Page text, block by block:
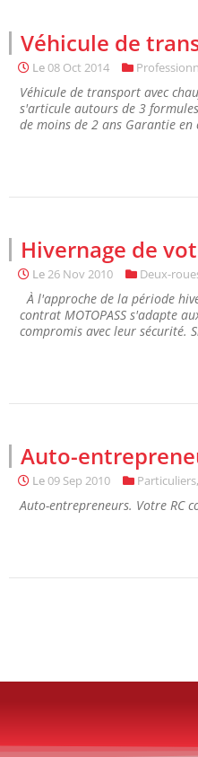
Véhicule de
Le08 Oct 2014
Véhicule de transport avec
s'articule autours de 3
de moins de 2 ans Garantie en
Hivernage de
Le26 Nov 2010 Deux-
À l'approche de la période
contrat MOTOPASS s'adapte
compromis avec leur sécurité.
Auto-
Le09 Sep 2010 Particuliers,
Auto-entrepreneurs. Votre RC